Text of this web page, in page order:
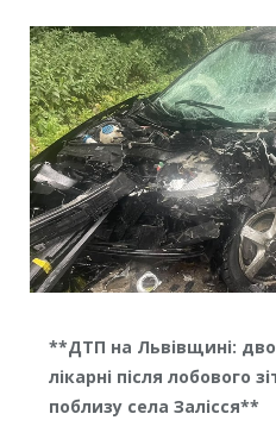
**ДТП на Львівщині:
лікарні після лобового
поблизу села Залісся**